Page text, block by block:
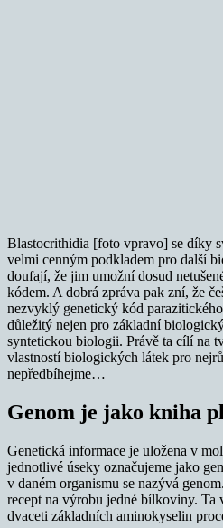
Blastocrithidia [foto vpravo] se díky
velmi cenným podkladem pro další
doufají, že jim umožní dosud
kódem. A dobrá zpráva pak zní, že
nezvyklý genetický kód
důležitý nejen pro základní
syntetickou biologii. Právě ta cílí na
vlastností biologických látek pro
nepředbíhejme…
Genom je jako kniha
Genetická informace je uložena v
jednotlivé úseky označujeme jako
v daném organismu se nazývá
recept na výrobu jedné bílkoviny. Ta
dvaceti základních aminokyselin